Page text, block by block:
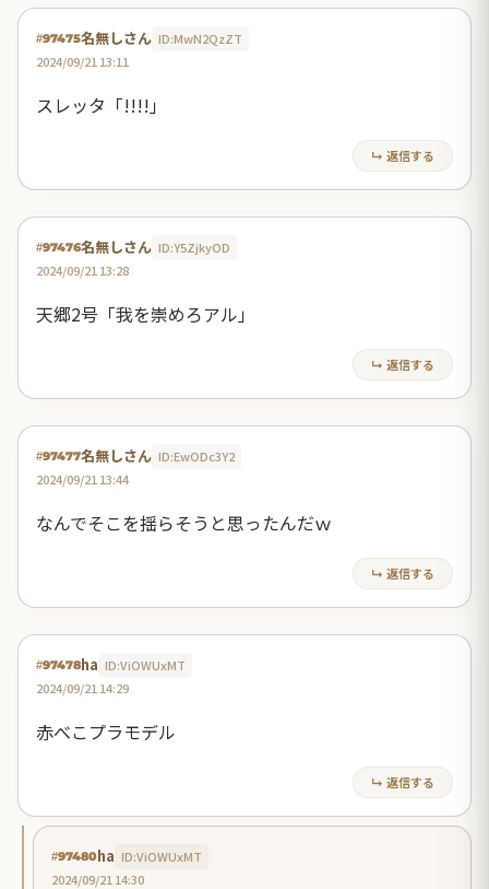
#97475名無しさん ID:MwN2QzZT
2024/09/21 13:11
スレッタ「!!!!」
↳ 返信する
#97476名無しさん ID:Y5ZjkyOD
2024/09/21 13:28
天郷2号「我を崇めろアル」
↳ 返信する
#97477名無しさん ID:EwODc3Y2
2024/09/21 13:44
なんでそこを揺らそうと思ったんだｗ
↳ 返信する
#97478ha ID:ViOWUxMT
2024/09/21 14:29
赤べこプラモデル
↳ 返信する
#97480ha ID:ViOWUxMT
2024/09/21 14:30